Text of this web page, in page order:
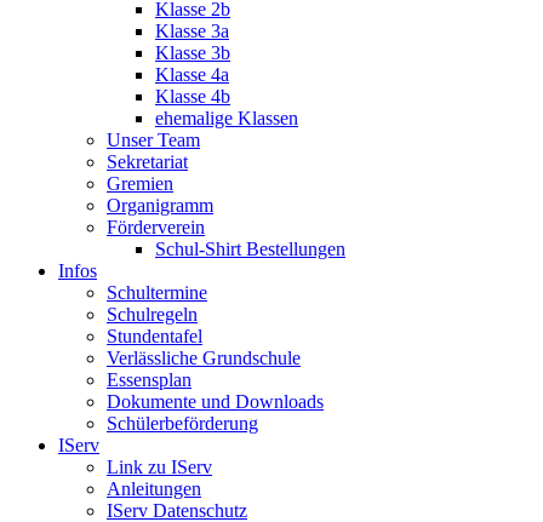
Klasse 2b
Klasse 3a
Klasse 3b
Klasse 4a
Klasse 4b
ehemalige Klassen
Unser Team
Sekretariat
Gremien
Organigramm
Förderverein
Schul-Shirt Bestellungen
Infos
Schultermine
Schulregeln
Stundentafel
Verlässliche Grundschule
Essensplan
Dokumente und Downloads
Schülerbeförderung
IServ
Link zu IServ
Anleitungen
IServ Datenschutz